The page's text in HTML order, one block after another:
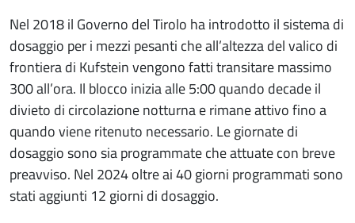
Nel 2018 il Governo del Tirolo ha introdotto il sistema di
dosaggio per i mezzi pesanti che all’altezza del valico di
frontiera di Kufstein vengono fatti transitare massimo
300 all’ora. Il blocco inizia alle 5:00 quando decade il
divieto di circolazione notturna e rimane attivo fino a
quando viene ritenuto necessario. Le giornate di
dosaggio sono sia programmate che attuate con breve
preavviso. Nel 2024 oltre ai 40 giorni programmati sono
stati aggiunti 12 giorni di dosaggio.